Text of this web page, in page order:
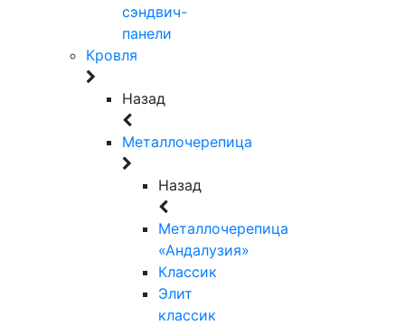
сэндвич-
панели
Кровля
Назад
Металлочерепица
Назад
Металлочерепица
«Андалузия»
Классик
Элит
классик